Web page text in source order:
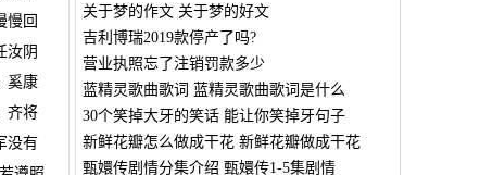
慢回
汝阴
奚康
齐将
没有
关于梦的作文 关于梦的好文
吉利博瑞2019款停产了吗?
营业执照忘了注销罚款多少
蓝精灵歌曲歌词 蓝精灵歌曲歌词是什么
30个笑掉大牙的笑话 能让你笑掉牙句子
新鲜花瓣怎么做成干花 新鲜花瓣做成干花
甄嬛传剧情分集介绍 甄嬛传1-5集剧情